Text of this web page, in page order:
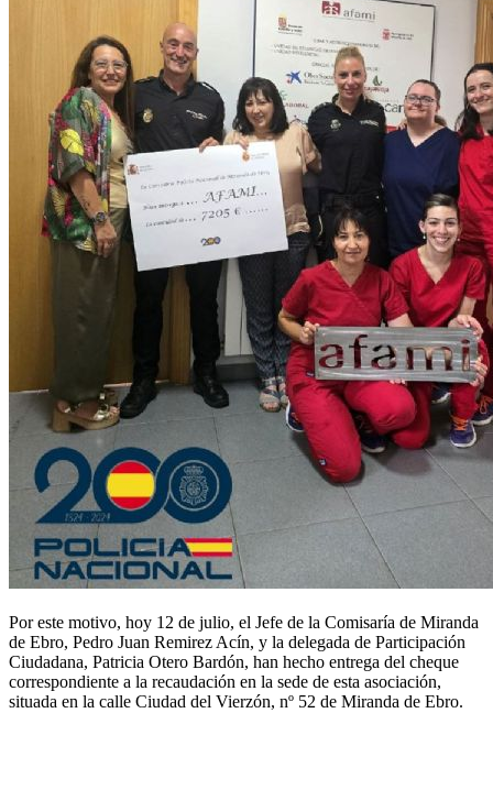
Por este motivo, hoy 12 de julio, el Jefe de la Comisaría de Miranda
de Ebro, Pedro Juan Remirez Acín, y la delegada de Participación
Ciudadana, Patricia Otero Bardón, han hecho entrega del cheque
correspondiente a la recaudación en la sede de esta asociación,
situada en la calle Ciudad del Vierzón, nº 52 de Miranda de Ebro.